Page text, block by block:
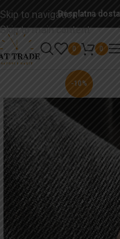
Skip to navigation
Skip to main content
Besplatna
0 0
-10%